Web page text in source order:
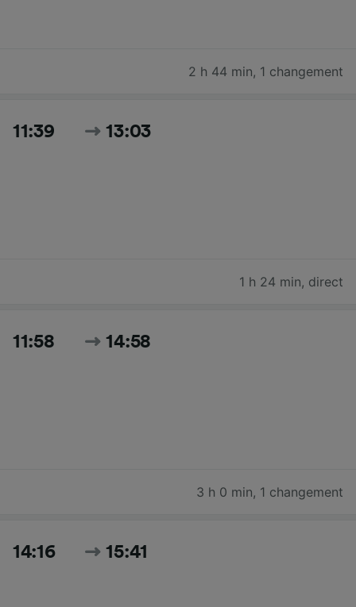
2 h 44 min, 1 changement
11:39 13:03
1 h 24 min, direct
11:58 14:58
3 h 0 min, 1 changement
14:16 15:41